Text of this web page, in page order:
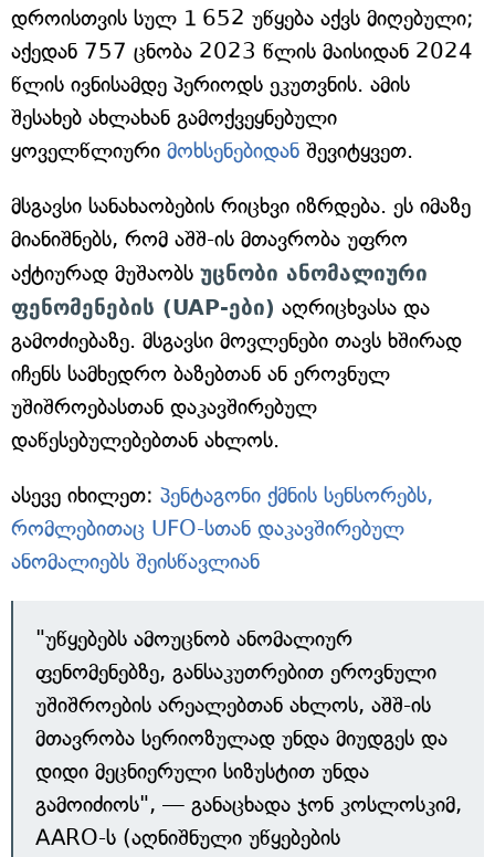
დროისთვის სულ 1 652 უწყება აქვს მიღებული;
აქედან 757 ცნობა 2023 წლის მაისიდან 2024
წლის ივნისამდე პერიოდს ეკუთვნის. ამის
შესახებ ახლახან გამოქვეყნებული
ყოველწლიური მოხსენებიდან შევიტყვეთ.
მსგავსი სანახაობების რიცხვი იზრდება. ეს იმაზე
მიანიშნებს, რომ აშშ-ის მთავრობა უფრო
აქტიურად მუშაობს უცნობი ანომალიური
ფენომენების (UAP-ები) აღრიცხვასა და
გამოძიებაზე. მსგავსი მოვლენები თავს ხშირად
იჩენს სამხედრო ბაზებთან ან ეროვნულ
უშიშროებასთან დაკავშირებულ
დაწესებულებებთან ახლოს.
ასევე იხილეთ: პენტაგონი ქმნის სენსორებს,
რომლებითაც UFO-სთან დაკავშირებულ
ანომალიებს შეისწავლიან
"უწყებებს ამოუცნობ ანომალიურ
ფენომენებზე, განსაკუთრებით ეროვნული
უშიშროების არეალებთან ახლოს, აშშ-ის
მთავრობა სერიოზულად უნდა მიუდგეს და
დიდი მეცნიერული სიზუსტით უნდა
გამოიძიოს", — განაცხადა ჯონ კოსლოსკიმ,
AARO-ს (აღნიშნული უწყებების